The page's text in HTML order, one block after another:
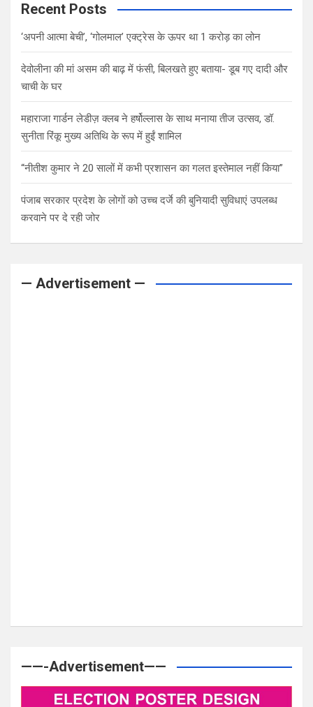
Recent Posts
‘अपनी आत्मा बेची’, ‘गोलमाल’ एक्ट्रेस के ऊपर था 1 करोड़ का लोन
देवोलीना की मां असम की बाढ़ में फंसी, बिलखते हुए बताया- डूब गए दादी और
चाची के घर
महाराजा गार्डन लेडीज़ क्लब ने हर्षोल्लास के साथ मनाया तीज उत्सव, डॉ.
सुनीता रिंकू मुख्य अतिथि के रूप में हुईं शामिल
“नीतीश कुमार ने 20 सालों में कभी प्रशासन का गलत इस्तेमाल नहीं किया”
पंजाब सरकार प्रदेश के लोगों को उच्च दर्जे की बुनियादी सुविधाएं उपलब्ध
करवाने पर दे रही जोर
— Advertisement —
——-Advertisement——